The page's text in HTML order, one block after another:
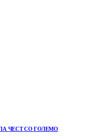
ЧЕСТ СО ГОЛЕМО